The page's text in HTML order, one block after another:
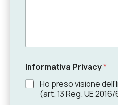
Informativa Privacy*
Ho preso visione
(art. 13 Reg. UE